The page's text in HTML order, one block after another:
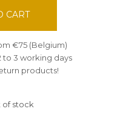
CART
€75 (Belgium)
to 3 working days
products!
of stock